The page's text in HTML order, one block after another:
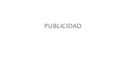
PUBLICIDAD